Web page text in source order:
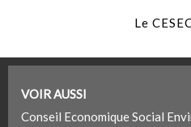
Le
VOIR AUSSI
Conseil Economique Social